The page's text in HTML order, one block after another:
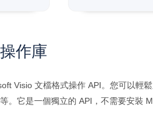
作庫
Visio 文檔格式操作 API。您可以輕
。它是一個獨立的 API，不需要安裝